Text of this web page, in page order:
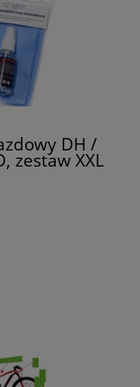
DH /
zestaw XXL